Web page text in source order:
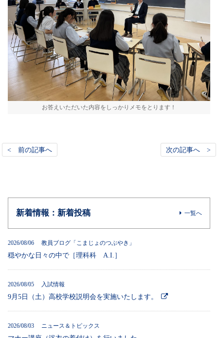
お答えいただいた内容をしっかりメモをとります！
< 前の記事へ 次の記事へ >
新着情報：新着投稿 一覧へ
2026/08/06 教員ブログ「こまじょのつぶやき」
穏やかな日々の中で［理科科 A.I.］
2026/08/05 入試情報
9月5日（土）高校学校説明会を実施いたします。
2026/08/03 ニュース＆トピックス